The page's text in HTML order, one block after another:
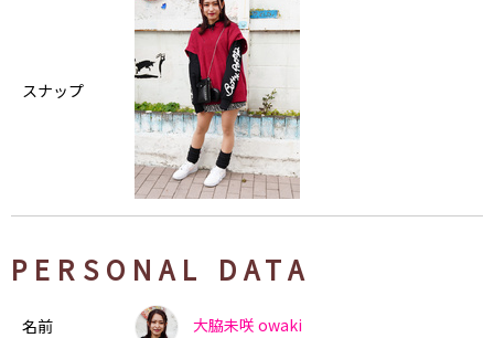
スナップ
PERSONAL DATA
名前 大脇未咲 owaki